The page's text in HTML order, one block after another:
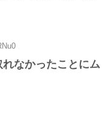
なかったことにム